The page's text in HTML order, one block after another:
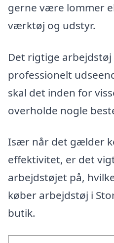
gerne være lommer
værktøj og udstyr.
Det rigtige
professionelt
skal det inden for
overholde nogle
Især når det gælder
effektivitet, er det
arbejdstøjet på,
køber arbejdstøj i
butik.